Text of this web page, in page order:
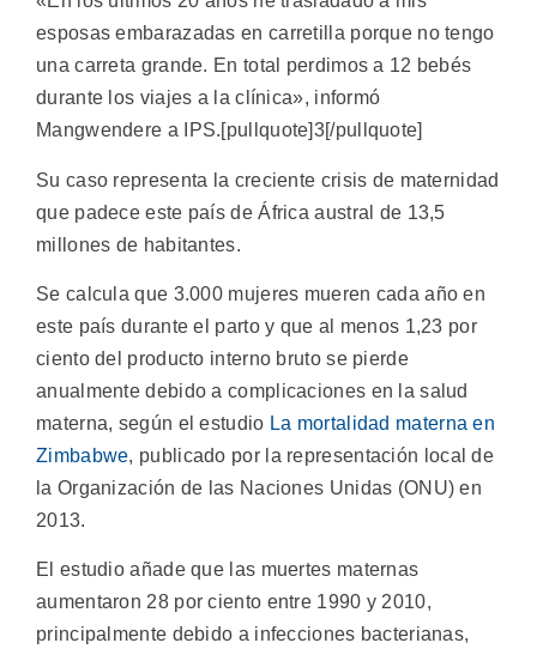
esposas embarazadas en carretilla porque no tengo
una carreta grande. En total perdimos a 12 bebés
durante los viajes a la clínica», informó
Mangwendere a IPS.[pullquote]3[/pullquote]
Su caso representa la creciente crisis de maternidad
que padece este país de África austral de 13,5
millones de habitantes.
Se calcula que 3.000 mujeres mueren cada año en
este país durante el parto y que al menos 1,23 por
ciento del producto interno bruto se pierde
anualmente debido a complicaciones en la salud
materna, según el estudio La mortalidad materna en
Zimbabwe, publicado por la representación local de
la Organización de las Naciones Unidas (ONU) en
2013.
El estudio añade que las muertes maternas
aumentaron 28 por ciento entre 1990 y 2010,
principalmente debido a infecciones bacterianas,